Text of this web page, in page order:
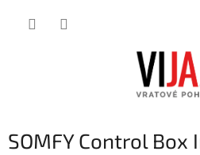
SOMFY Control Box